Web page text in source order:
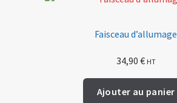
Faisceau d’allumage
34,90 € HT
Ajouter au panier